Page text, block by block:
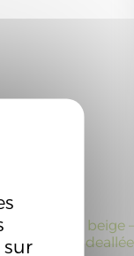
– enrobé beige –
Ideallée